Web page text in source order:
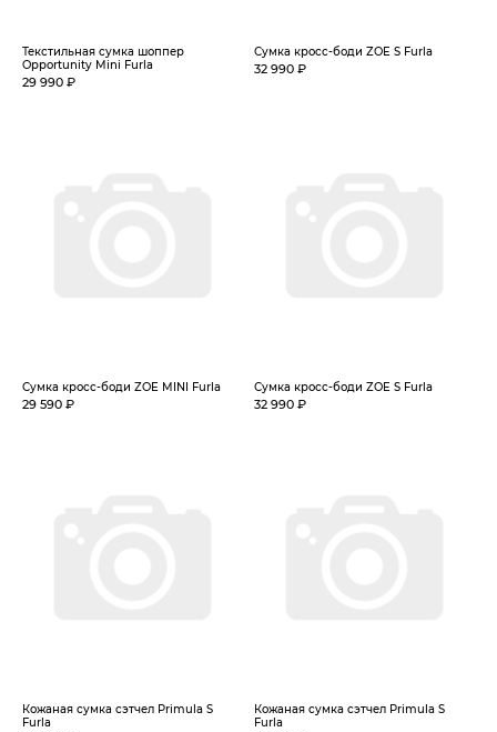
Текстильная сумка шоппер
Opportunity Mini Furla
29 990 ₽
Сумка кросс-боди ZOE S Furla
32 990 ₽
Сумка кросс-боди ZOE MINI Furla
29 590 ₽
Сумка кросс-боди ZOE S Furla
32 990 ₽
Кожаная сумка сэтчел Primula S
Furla
Кожаная сумка сэтчел Primula S
Furla